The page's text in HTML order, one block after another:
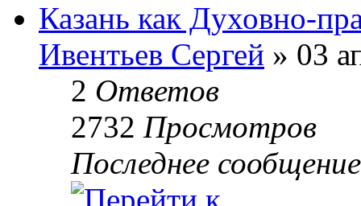
Казань как Духовно-
Ивентьев Сергей » 03
2 Ответов
2732 Просмотров
Последнее